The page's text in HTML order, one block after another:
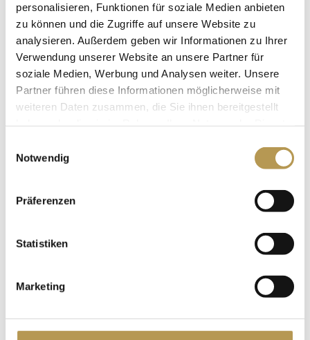
personalisieren, Funktionen für soziale Medien anbieten
zu können und die Zugriffe auf unsere Website zu
analysieren. Außerdem geben wir Informationen zu Ihrer
Verwendung unserer Website an unsere Partner für
soziale Medien, Werbung und Analysen weiter. Unsere
Partner führen diese Informationen möglicherweise mit
weiteren Daten zusammen, die Sie ihnen bereitgestellt
Notwendig
Präferenzen
Statistiken
Marketing
ETWAS BESONDERES